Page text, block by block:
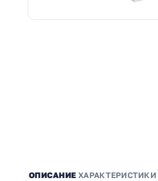
ОПИСАНИЕ ХАРАКТЕРИСТИКИ